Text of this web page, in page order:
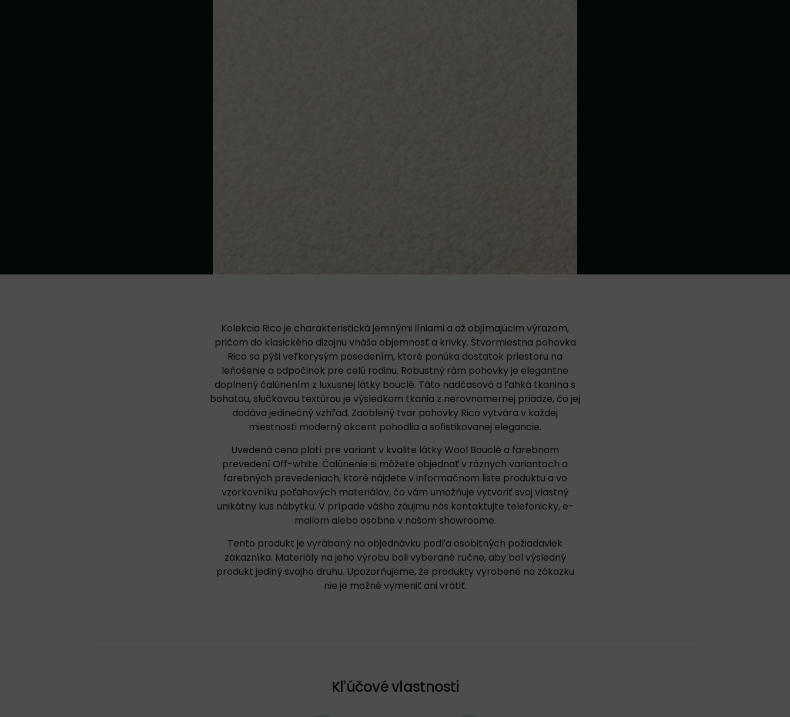
Kolekcia Rico je charakteristická jemnými líniami a až objímajúcim výrazom,
pričom do klasického dizajnu vnáša objemnosť a krivky. Štvormiestna pohovka
Rico sa pýši veľkorysým posedením, ktoré ponúka dostatok priestoru na
leňošenie a odpočinok pre celú rodinu. Robustný rám pohovky je elegantne
doplnený čalúnením z luxusnej látky bouclé. Táto nadčasová a ľahká tkanina s
bohatou, slučkovou textúrou je výsledkom tkania z nerovnomernej priadze, čo jej
dodáva jedinečný vzhľad. Zaoblený tvar pohovky Rico vytvára v každej
miestnosti moderný akcent pohodlia a sofistikovanej elegancie.
Uvedená cena platí pre variant v kvalite látky Wool Bouclé a farebnom
prevedení Off-white. Čalúnenie si môžete objednať v rôznych variantoch a
farebných prevedeniach, ktoré nájdete vinformačnom liste produktu a vo
vzorkovníku poťahových materiálov, čo vám umožňuje vytvoriť svoj vlastný
unikátny kus nábytku. V prípade vášho záujmu nás kontaktujte telefonicky, e-
mailom alebo osobne v našom showroome.
Tento produkt je vyrábaný na objednávku podľa osobitných požiadaviek
zákazníka. Materiály na jeho výrobu boli vyberané ručne, aby bol výsledný
produkt jediný svojho druhu. Upozorňujeme, že produkty vyrobené na zákazku
nie je možné vymeniť ani vrátiť.
Kľúčové vlastnosti